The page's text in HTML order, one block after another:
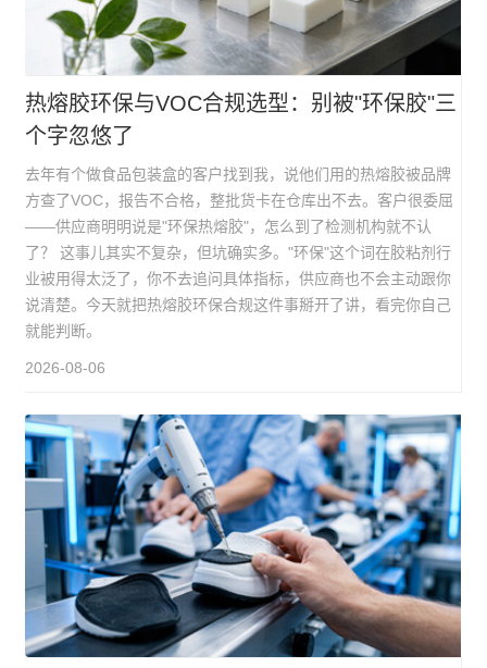
热熔胶环保与VOC合规选型：别被"环保胶"三
个字忽悠了
去年有个做食品包装盒的客户找到我，说他们用的热熔胶被品牌
方查了VOC，报告不合格，整批货卡在仓库出不去。客户很委屈
——供应商明明说是"环保热熔胶"，怎么到了检测机构就不认
了？ 这事儿其实不复杂，但坑确实多。"环保"这个词在胶粘剂行
业被用得太泛了，你不去追问具体指标，供应商也不会主动跟你
说清楚。今天就把热熔胶环保合规这件事掰开了讲，看完你自己
就能判断。
2026-08-06